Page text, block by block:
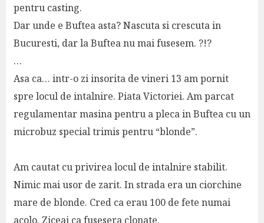
pentru casting.
Dar unde e Buftea asta? Nascuta si crescuta in
Bucuresti, dar la Buftea nu mai fusesem. ?!?
…
Asa ca… intr-o zi insorita de vineri 13 am pornit
spre locul de intalnire. Piata Victoriei. Am parcat
regulamentar masina pentru a pleca in Buftea cu un
microbuz special trimis pentru “blonde”.
Am cautat cu privirea locul de intalnire stabilit.
Nimic mai usor de zarit. In strada era un ciorchine
mare de blonde. Cred ca erau 100 de fete numai
acolo. Ziceai ca fusesera clonate.